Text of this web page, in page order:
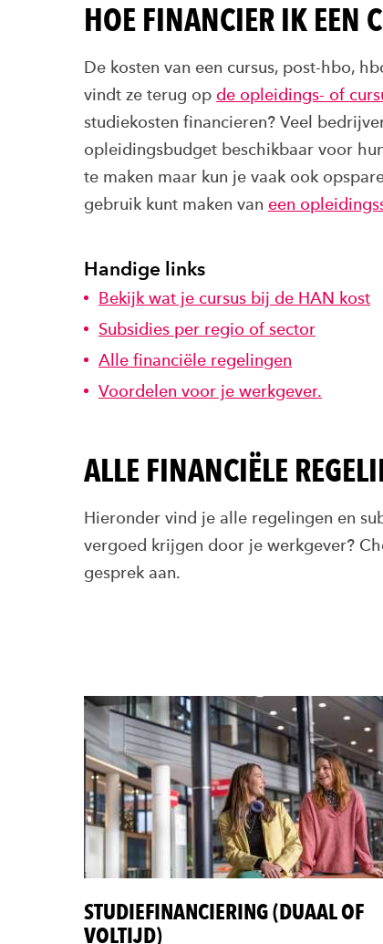
HOE FINANCIER IK EEN
De kosten van een cursus, post-hbo,
vindt ze terug op de opleidings- of
studiekosten financieren? Veel
opleidingsbudget beschikbaar voor
te maken maar kun je vaak ook
gebruik kunt maken van een
Handige links
Bekijk wat je cursus bij de HAN kost
Subsidies per regio of sector
Alle financiële regelingen
Voordelen voor je werkgever.
ALLE FINANCIËLE
Hieronder vind je alle regelingen en
vergoed krijgen door je werkgever?
gesprek aan.
STUDIEFINANCIERING (DUAAL OF
VOLTIJD)